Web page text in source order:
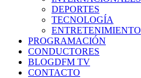
DEPORTES
TECNOLOGÍA
ENTRETENIMIENTO
PROGRAMACIÓN
CONDUCTORES
BLOGDFM TV
CONTACTO